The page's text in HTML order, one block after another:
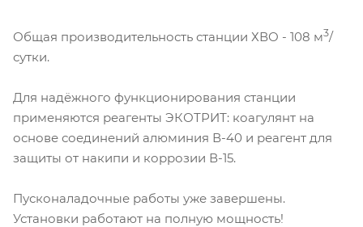
Общая производительность станции ХВО - 108 м3/
сутки.
Для надёжного функционирования станции
применяются реагенты ЭКОТРИТ: коагулянт на
основе соединений алюминия В-40 и реагент для
защиты от накипи и коррозии В-15.
Пусконаладочные работы уже завершены.
Установки работают на полную мощность!